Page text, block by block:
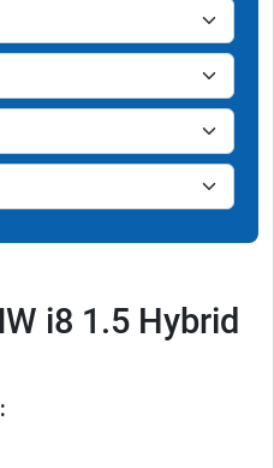
i8 1.5 Hybrid